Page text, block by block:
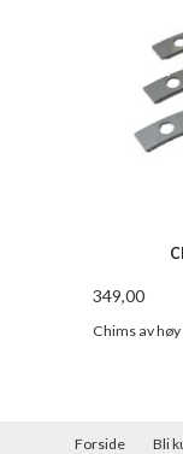
349,00
Chims av
Forside Bli